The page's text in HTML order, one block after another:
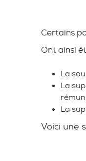
Certains
Ont ainsi
La
La
La
Voici une